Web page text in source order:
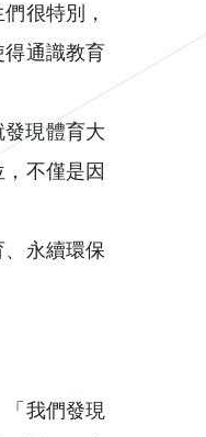
很特別，
通識教育
現體育大
不僅是因
永續環保
我們發現